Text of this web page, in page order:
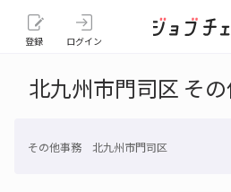
登録 ログイン
北九州市門司区 そ
その他事務 北九州市門司区